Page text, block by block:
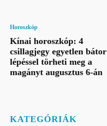
Horoszkóp
Kínai horoszkóp: 4
csillagjegy egyetlen bátor
lépéssel törheti meg a
magányt augusztus 6-án
KATEGÓRIÁK